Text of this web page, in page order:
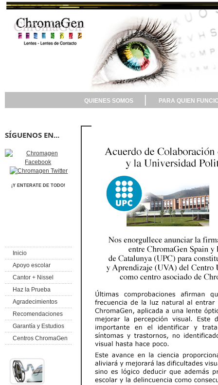
QUIENES SOMOS PARA QUIEN
SÍGUENOS EN...
¡Y ENTERATE DE TODO!
Inicio
Apoyo escolar
Cantor + Nissel
Haz la Prueba
Agradecimientos
Recomendaciones
Garantía y Estudios
Centros ChromaGen